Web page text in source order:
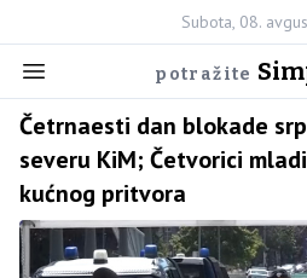
Subota, 08.
potražite
Četrnaesti dan blokade
severu KiM; Četvorici
kućnog pritvora